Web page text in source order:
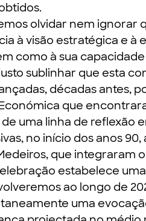
olvidar nem ignorar
à visão estratégica e à
como à sua
sublinhar que esta
décadas antes,
que
uma linha de reflexão
no início dos anos
que integraram
estabelece
ao longo de
uma